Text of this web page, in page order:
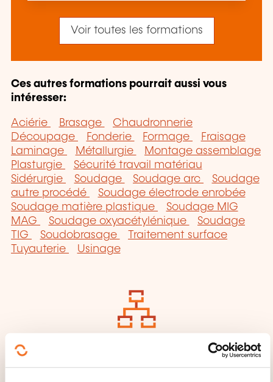
Voir toutes les formations
Ces autres formations pourrait aussi vous
intéresser:
Aciérie Brasage
Chaudronnerie
Découpage
Fonderie Formage
Fraisage
Laminage
Métallurgie
Montage assemblage
Plasturgie
Sécurité travail matériau
Sidérurgie
Soudage Soudage arc
Soudage
autre procédé
Soudage électrode enrobée
Soudage matière plastique
Soudage MIG
MAG
Soudage oxyacétylénique
Soudage
TIG
Soudobrasage
Traitement surface
Tuyauterie
Usinage